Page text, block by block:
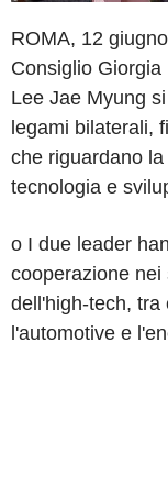
ROMA, 12
Consiglio
Lee Jae Myung
legami bilaterali,
che riguardano
tecnologia e
o I due leader
cooperazione
dell'high-tech, tra
l'automotive e